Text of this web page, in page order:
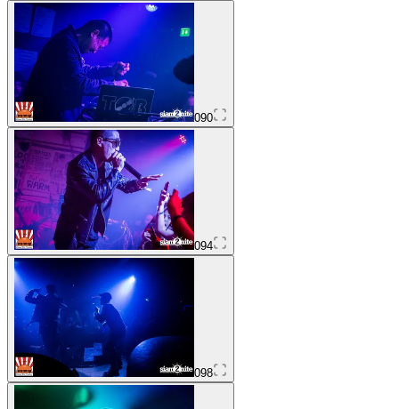
090
094
098